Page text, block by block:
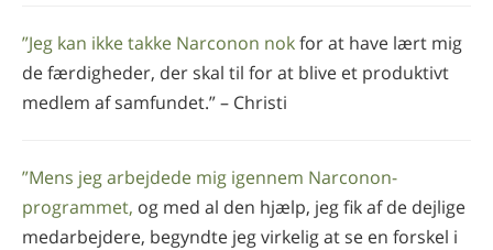
”Jeg kan ikke takke Narconon nokfor at have lært mig
de færdigheder, der skal til for at blive et produktivt
medlem af samfundet.” – Christi
”Mens jeg arbejdede mig igennem Narconon-
programmet, og med al den hjælp, jeg fik af de dejlige
medarbejdere, begyndte jeg virkelig at se en forskel i